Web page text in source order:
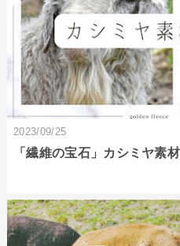
2023/09/25
「繊維の宝石」カシミヤ素